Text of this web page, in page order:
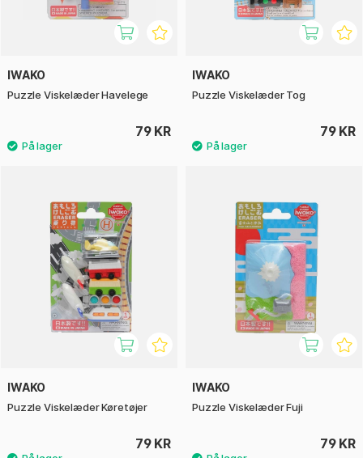
IWAKO
Puzzle Viskelæder Havelege
79 KR
IWAKO
Puzzle Viskelæder Tog
79 KR
IWAKO
Puzzle Viskelæder Køretøjer
79 KR
IWAKO
Puzzle Viskelæder Fuji
79 KR